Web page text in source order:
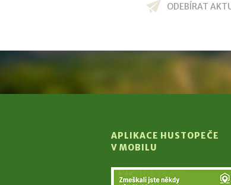
ODEBÍRAT
APLIKACE HUSTOPEČE
V MOBILU